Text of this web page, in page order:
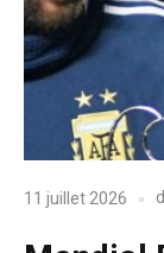
11 juillet 2026